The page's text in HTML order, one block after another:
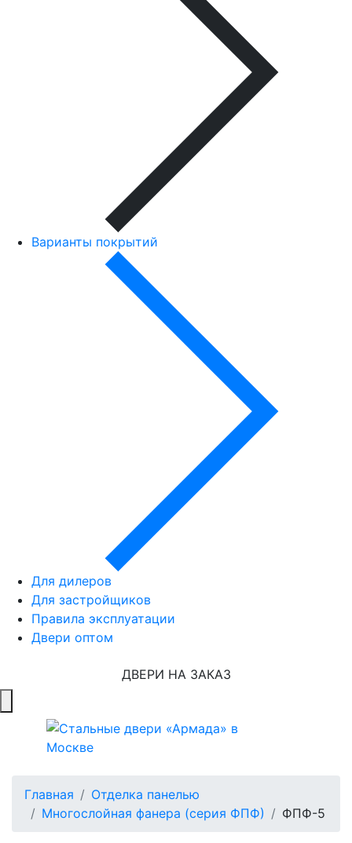
Варианты покрытий
Для дилеров
Для застройщиков
Правила эксплуатации
Двери оптом
ДВЕРИ НА ЗАКАЗ
Главная
Отделка панелью
Многослойная фанера (серия ФПФ)
ФПФ-5